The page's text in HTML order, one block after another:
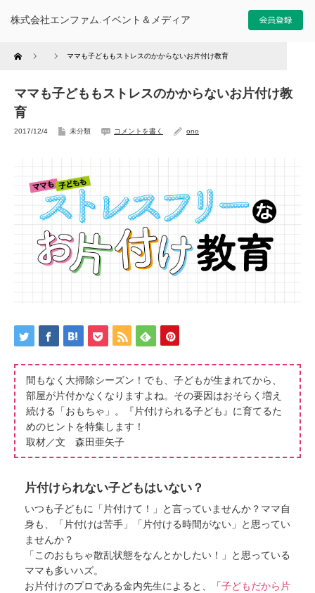
株式会社エンファム.イベント＆メディア
Home ママも子どももストレスのかからないお片付け教育
ママも子どももストレスのかからないお片付け教
育
2017/12/4 未分類 コメントを書く ono
間もなく大掃除シーズン！でも、子どもが生まれてから、
部屋が片付かなくなりますよね。その要因はおそらく増え
続ける「おもちゃ」。『片付けられる子ども』に育てるた
めのヒントを特集します！
取材／文 森田亜矢子
片付けられない子どもはいない？
いつも子どもに「片付けて！」と言っていませんか？ママ自
身も、「片付けは苦手」「片付ける時間がない」と思ってい
ませんか？
「このおもちゃ散乱状態をなんとかしたい！」と思っている
ママも多いハズ。
お片付けのプロである金内先生によると、「子どもだから片